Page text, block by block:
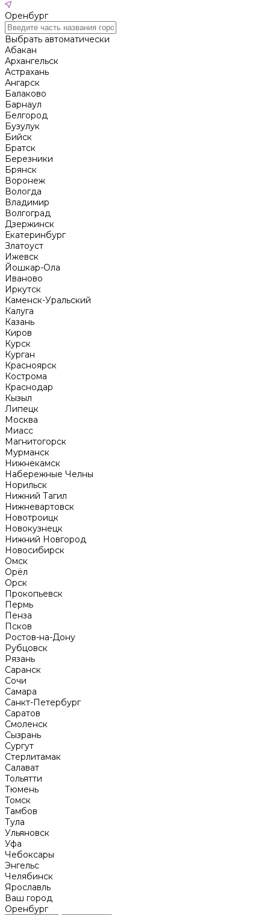
Оренбург
Выбрать автоматически
Абакан
Архангельск
Астрахань
Ангарск
Балаково
Барнаул
Белгород
Бузулук
Бийск
Братск
Березники
Брянск
Воронеж
Вологда
Владимир
Волгоград
Дзержинск
Екатеринбург
Златоуст
Ижевск
Йошкар-Ола
Иваново
Иркутск
Каменск-Уральский
Калуга
Казань
Киров
Курск
Курган
Красноярск
Кострома
Краснодар
Кызыл
Липецк
Москва
Миасс
Магнитогорск
Мурманск
Нижнекамск
Набережные Челны
Норильск
Нижний Тагил
Нижневартовск
Новотроицк
Новокузнецк
Нижний Новгород
Новосибирск
Омск
Орёл
Орск
Прокопьевск
Пермь
Пенза
Псков
Ростов-на-Дону
Рубцовск
Рязань
Саранск
Сочи
Самара
Санкт-Петербург
Саратов
Смоленск
Сызрань
Сургут
Стерлитамак
Салават
Тольятти
Тюмень
Томск
Тамбов
Тула
Ульяновск
Уфа
Чебоксары
Энгельс
Челябинск
Ярославль
Ваш город
Оренбург